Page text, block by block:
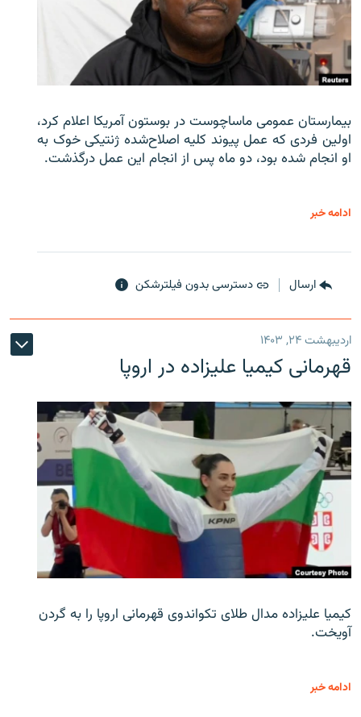
بیمارستان عمومی ماساچوست در بوستون آمریکا اعلام کرد،
اولین فردی که عمل پیوند کلیه اصلاح‌شده ژنتیکی خوک به
او انجام شده بود، دو ماه پس از انجام این عمل درگذشت.
ادامه خبر
ارسال دسترسی بدون فیلترشکن
اردیبهشت ۲۴, ۱۴۰۳
قهرمانی کیمیا علیزاده در اروپا
کیمیا علیزاده مدال طلای تکواندوی قهرمانی اروپا را به گردن
آویخت.
ادامه خبر